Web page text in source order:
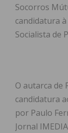
Socorros
candidatura
Socialista de
O autarca de
candidatura
por Paulo
Jornal